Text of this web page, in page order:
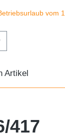
vom
Artikel
417